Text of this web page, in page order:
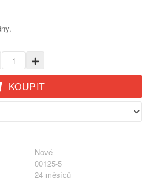
KOUPIT
Nové
00125-5
24 měsíců